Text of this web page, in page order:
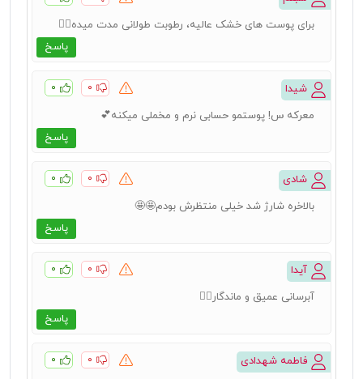
پاسخ
برای پوست های خشک عالیه، رطوبت طولانی مدت میده👌🏻
شیدا ۰ ۰
پاسخ
معرکه س! پوستمو حسابی نرم و مخملی میکنه💕
شادی ۰ ۰
پاسخ
بالاخره شارژ شد خیلی منتظرش بودم🤩🤩
آیدا ۰ ۰
پاسخ
آبرسانی عمیق و ماندگار👌🏻
فاطمه شهدادی ۰ ۰